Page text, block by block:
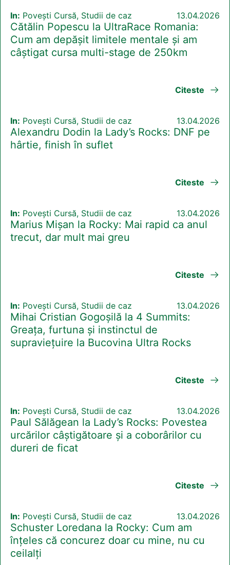
In: Povești Cursă, Studii de caz 13.04.2026
Cătălin Popescu la UltraRace Romania:
Cum am depășit limitele mentale și am
câștigat cursa multi-stage de 250km
Citeste
In: Povești Cursă, Studii de caz 13.04.2026
Alexandru Dodin la Lady’s Rocks: DNF pe
hârtie, finish în suflet
Citeste
In: Povești Cursă, Studii de caz 13.04.2026
Marius Mișan la Rocky: Mai rapid ca anul
trecut, dar mult mai greu
Citeste
In: Povești Cursă, Studii de caz 13.04.2026
Mihai Cristian Gogoșilă la 4 Summits:
Greața, furtuna și instinctul de
supraviețuire la Bucovina Ultra Rocks
Citeste
In: Povești Cursă, Studii de caz 13.04.2026
Paul Sălăgean la Lady’s Rocks: Povestea
urcărilor câștigătoare și a coborârilor cu
dureri de ficat
Citeste
In: Povești Cursă, Studii de caz 13.04.2026
Schuster Loredana la Rocky: Cum am
înțeles că concurez doar cu mine, nu cu
ceilalți